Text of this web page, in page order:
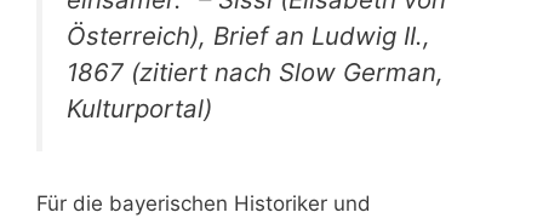
Österreich), Brief an Ludwig II.,
1867 (zitiert nach Slow German,
Kulturportal)
Für die bayerischen Historiker und